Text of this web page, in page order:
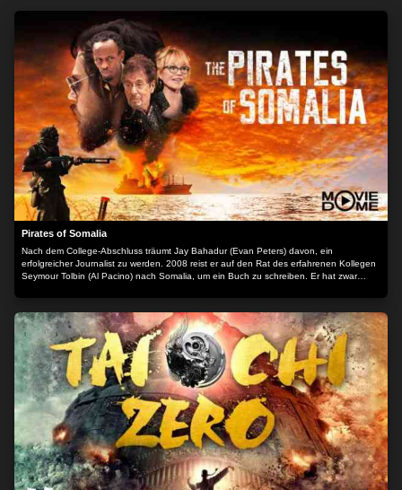
Pirates of Somalia
Nach dem College-Abschluss träumt Jay Bahadur (Evan Peters) davon, ein
erfolgreicher Journalist zu werden. 2008 reist er auf den Rat des erfahrenen Kollegen
Seymour Tolbin (Al Pacino) nach Somalia, um ein Buch zu schreiben. Er hat zwar
Übersetzer Abdi (Barkhad Abdi) kriegt er tiefe Einblicke in das Leben und die
Organisation der hiesigen Piraten. Doch es scheint alles nicht genug zu sein - um
einen Verleger für sein Buch zu finden, begibt sich Jay sogar in Gefahr. Der Inhalt wird
bereitgestellt von: PLAION PICTURES GmbH, Lochhamer Str. 9, 82152
Planegg/München